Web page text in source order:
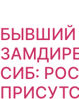
БЫВШИЙ
СИБ: